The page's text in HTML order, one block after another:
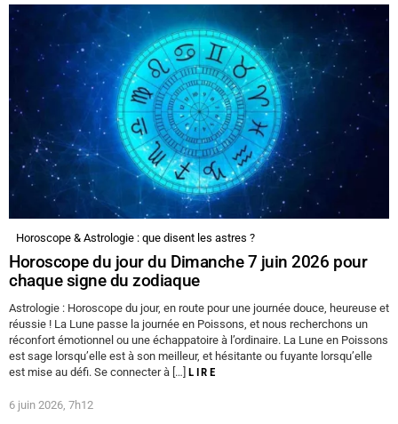
Horoscope & Astrologie : que disent les astres ?
Horoscope du jour du Dimanche 7 juin 2026 pour
chaque signe du zodiaque
Astrologie : Horoscope du jour, en route pour une journée douce, heureuse et
réussie ! La Lune passe la journée en Poissons, et nous recherchons un
réconfort émotionnel ou une échappatoire à l’ordinaire. La Lune en Poissons
est sage lorsqu’elle est à son meilleur, et hésitante ou fuyante lorsqu’elle
est mise au défi. Se connecter à […] LIRE
6 juin 2026, 7h12